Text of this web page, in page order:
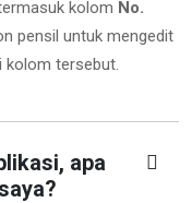
kolom No.
pensil untuk mengedit
kolom tersebut.
apa